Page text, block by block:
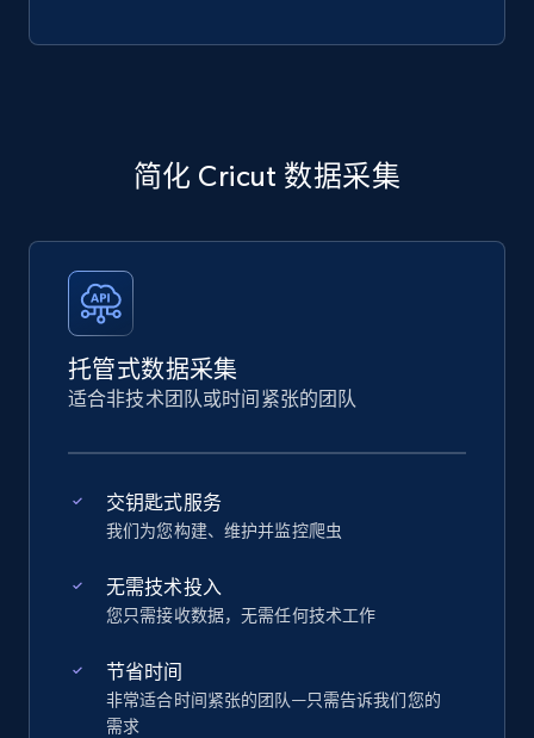
简化 Cricut 数据采集
托管式数据采集
适合非技术团队或时间紧张的团队
交钥匙式服务
我们为您构建、维护并监控爬虫
无需技术投入
您只需接收数据，无需任何技术工作
节省时间
非常适合时间紧张的团队—只需告诉我们您的
需求